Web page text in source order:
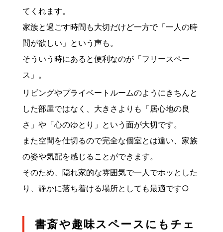
てくれます。
家族と過ごす時間も大切だけど一方で「一人の時
間が欲しい」という声も。
そういう時にあると便利なのが「フリースペー
ス」。
リビングやプライベートルームのようにきちんと
した部屋ではなく、大きさよりも「居心地の良
さ」や「心のゆとり」という面が大切です。
また空間を仕切るので完全な個室とは違い、家族
の姿や気配を感じることができます。
そのため、隠れ家的な雰囲気で一人でホッとした
り、静かに落ち着ける場所としても最適です○
書斎や趣味スペースにもチェ